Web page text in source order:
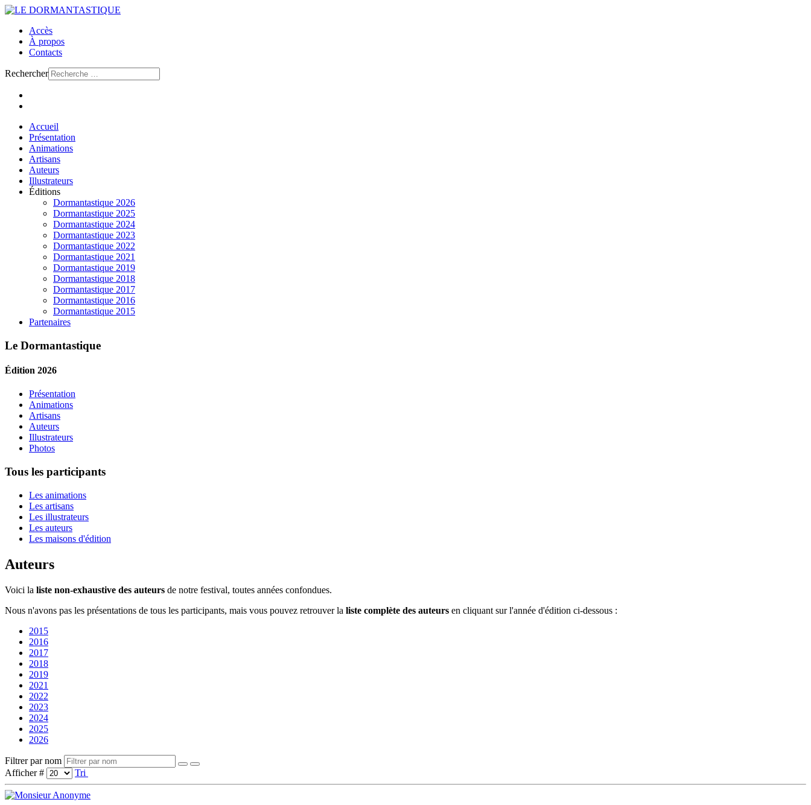
Accès
À propos
Contacts
Rechercher
Accueil
Présentation
Animations
Artisans
Auteurs
Illustrateurs
Éditions
Dormantastique 2026
Dormantastique 2025
Dormantastique 2024
Dormantastique 2023
Dormantastique 2022
Dormantastique 2021
Dormantastique 2019
Dormantastique 2018
Dormantastique 2017
Dormantastique 2016
Dormantastique 2015
Partenaires
Le Dormantastique
Édition 2026
Présentation
Animations
Artisans
Auteurs
Illustrateurs
Photos
Tous les participants
Les animations
Les artisans
Les illustrateurs
Les auteurs
Les maisons d'édition
Auteurs
Voici la liste non-exhaustive des auteurs de notre festival, toutes années confondues.
Nous n'avons pas les présentations de tous les participants, mais vous pouvez retrouver la liste complète des auteurs en cliquant sur l'année d'édition ci-dessous :
2015
2016
2017
2018
2019
2021
2022
2023
2024
2025
2026
Filtrer par nom
Afficher #
Tri